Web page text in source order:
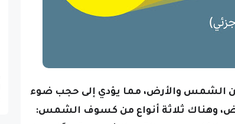
الشمس والأرض، مما يؤدي إلى حجب ضوء
وهناك ثلاثة أنواع من كسوف الشمس: